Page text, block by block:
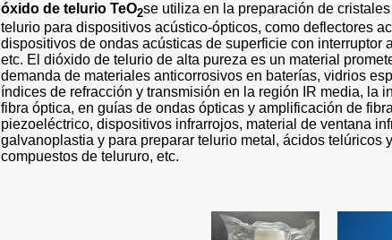
óxido de telurio TeO2se utiliza en la preparación de
telurio para dispositivos acústico-ópticos, como deflectores
dispositivos de ondas acústicas de superficie con interruptor
etc. El dióxido de telurio de alta pureza es un material
demanda de materiales anticorrosivos en baterías, vidrios
índices de refracción y transmisión en la región IR media, la
fibra óptica, en guías de ondas ópticas y amplificación de
piezoeléctrico, dispositivos infrarrojos, material de ventana
galvanoplastia y para preparar telurio metal, ácidos telúricos
compuestos de telururo, etc.